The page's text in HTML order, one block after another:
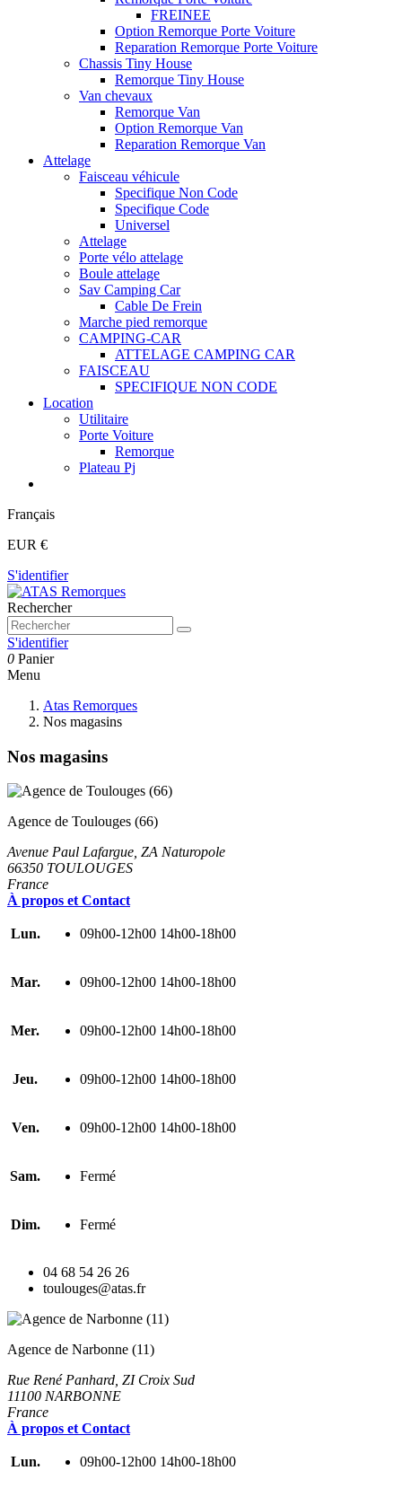
FREINEE
Option Remorque Porte Voiture
Reparation Remorque Porte Voiture
Chassis Tiny House
Remorque Tiny House
Van chevaux
Remorque Van
Option Remorque Van
Reparation Remorque Van
Attelage
Faisceau véhicule
Specifique Non Code
Specifique Code
Universel
Attelage
Porte vélo attelage
Boule attelage
Sav Camping Car
Cable De Frein
Marche pied remorque
CAMPING-CAR
ATTELAGE CAMPING CAR
FAISCEAU
SPECIFIQUE NON CODE
Location
Utilitaire
Porte Voiture
Remorque
Plateau Pj
Français
EUR €
S'identifier
Rechercher
S'identifier
0 Panier
Menu
Atas Remorques
Nos magasins
Nos magasins
Agence de Toulouges (66)
Avenue Paul Lafargue, ZA Naturopole
66350 TOULOUGES
France
À propos et Contact
Lun. 09h00-12h00 14h00-18h00
Mar. 09h00-12h00 14h00-18h00
Mer. 09h00-12h00 14h00-18h00
Jeu. 09h00-12h00 14h00-18h00
Ven. 09h00-12h00 14h00-18h00
Sam. Fermé
Dim. Fermé
04 68 54 26 26
toulouges@atas.fr
Agence de Narbonne (11)
Rue René Panhard, ZI Croix Sud
11100 NARBONNE
France
À propos et Contact
Lun. 09h00-12h00 14h00-18h00